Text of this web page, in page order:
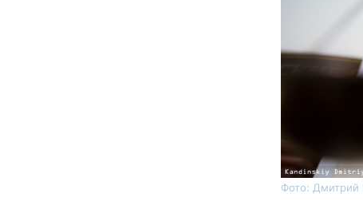
Фото: Дмитрий